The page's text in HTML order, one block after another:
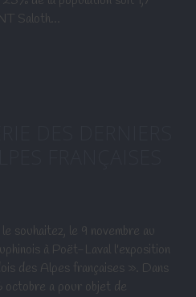
Saloth…
souhaitez, le 9 novembre au
à Poët-Laval l'exposition
des Alpes françaises ». Dans
octobre a pour objet de